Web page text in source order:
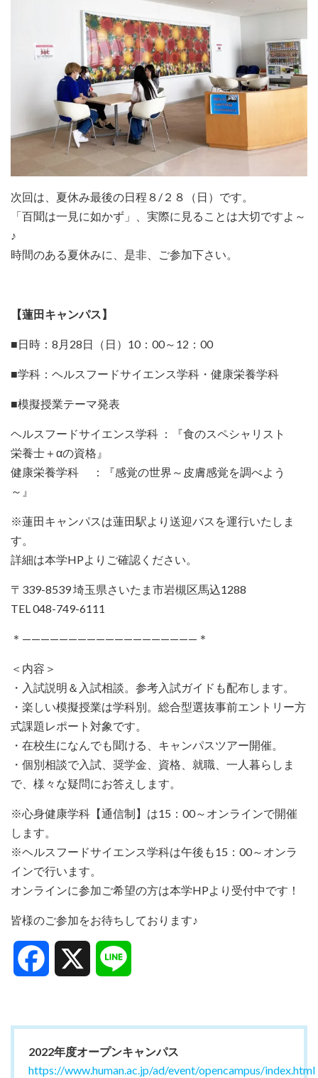
次回は、夏休み最後の日程８/２８（日）です。
「百聞は一見に如かず」、実際に見ることは大切ですよ～
♪
時間のある夏休みに、是非、ご参加下さい。
【蓮田キャンパス】
■日時：8月28日（日）10：00～12：00
■学科：ヘルスフードサイエンス学科・健康栄養学科
■模擬授業テーマ発表
ヘルスフードサイエンス学科 ：『食のスペシャリスト
栄養士＋αの資格』
健康栄養学科 ：『感覚の世界～皮膚感覚を調べよう
～』
※蓮田キャンパスは蓮田駅より送迎バスを運行いたしま
す。
詳細は本学HPよりご確認ください。
〒339-8539 埼玉県さいたま市岩槻区馬込1288
TEL 048-749-6111
＊———————————————————＊
＜内容＞
・入試説明＆入試相談。参考入試ガイドも配布します。
・楽しい模擬授業は学科別。 総合型選抜事前エントリー方
式課題レポート対象です。
・在校生になんでも聞ける、キャンパスツアー開催。
・個別相談で入試、奨学金、資格、就職、一人暮らしま
で、 様々な疑問にお答えします。
※心身健康学科【通信制】は15：00～ オンラインで開催
します。
※ヘルスフードサイエンス学科は午後も15：00～ オンラ
インで行います。
オンラインに参加ご希望の方は本学HPより受付中です！
皆様のご参加をお待ちしております♪
Facebook
2022年度オープンキャンパス
https://www.human.ac.jp/ad/event/opencampus/index.html